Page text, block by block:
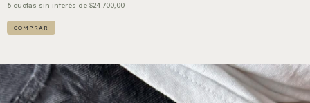
6 cuotas sin interés de $24.700,00